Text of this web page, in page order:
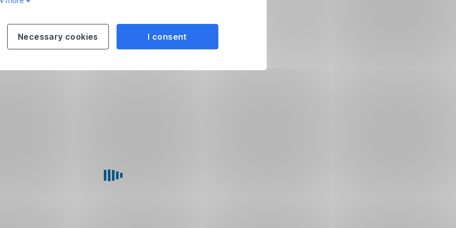
I consent
Necessary cookies